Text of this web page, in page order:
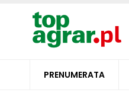
PRENUMERATA